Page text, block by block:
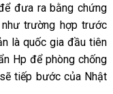
đưa ra bằng chứng
trường hợp trước
là quốc gia đầu tiên
Hp để phòng chống
tiếp bước của Nhật